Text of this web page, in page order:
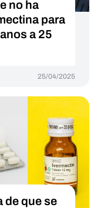
no ha
para
a 25
25/04/2025
de que se